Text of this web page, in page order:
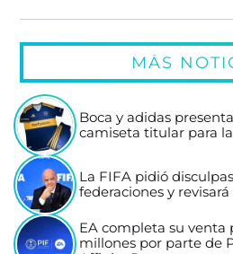
MÁS
Boca y adidas
camiseta titular para
La FIFA pidió disculpas
federaciones y
EA completa su venta
millones por parte de